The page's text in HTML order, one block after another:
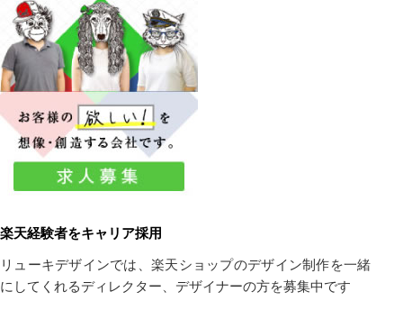
楽天経験者をキャリア採用
リューキデザインでは、楽天ショップのデザイン制作を一緒
にしてくれるディレクター、デザイナーの方を募集中です